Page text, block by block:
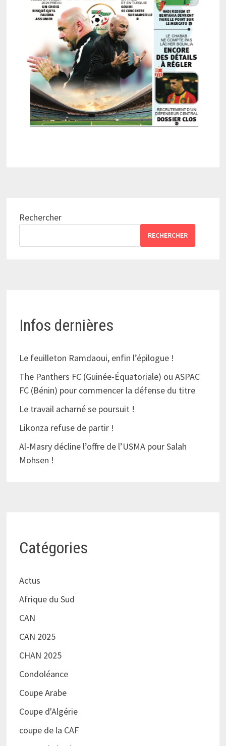
Rechercher
RECHERCHER
Infos dernières
Le feuilleton Ramdaoui, enfin l’épilogue !
The Panthers FC (Guinée-Équatoriale) ou ASPAC
FC (Bénin) pour commencer la défense du titre
Le travail acharné se poursuit !
Likonza refuse de partir !
Al-Masry décline l’offre de l’USMA pour Salah
Mohsen !
Catégories
Actus
Afrique du Sud
CAN
CAN 2025
CHAN 2025
Condoléance
Coupe Arabe
Coupe d'Algérie
coupe de la CAF